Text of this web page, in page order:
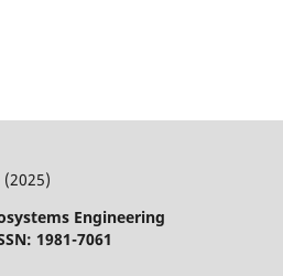
(2025)
Engineering
1981-7061